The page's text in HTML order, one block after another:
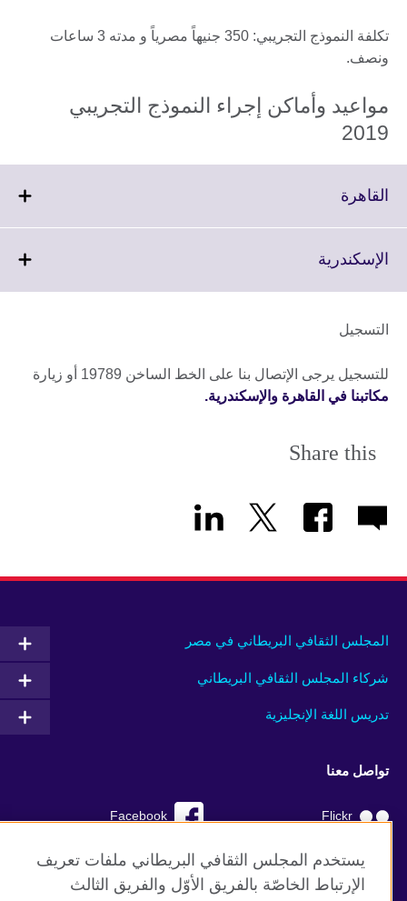
تكلفة النموذج التجريبي: 350 جنيهاً مصرياً و مدته 3 ساعات
ونصف.
مواعيد وأماكن إجراء النموذج التجريبي
2019
القاهرة
More
الإسكندرية
available.
التسجيل
للتسجيل يرجى الإتصال بنا على الخط الساخن 19789 أو زيارة
مكاتبنا في القاهرة والإسكندرية.
Share this
المجلس الثقافي البريطاني في مصر
شركاء المجلس الثقافي البريطاني
تدريس اللغة الإنجليزية
تواصل معنا
Facebook Flickr
YouTube RSS
TikTok
يستخدم المجلس الثقافي البريطاني ملفات تعريف
الإرتباط الخاصّة بالفريق الأوّل والفريق الثالث